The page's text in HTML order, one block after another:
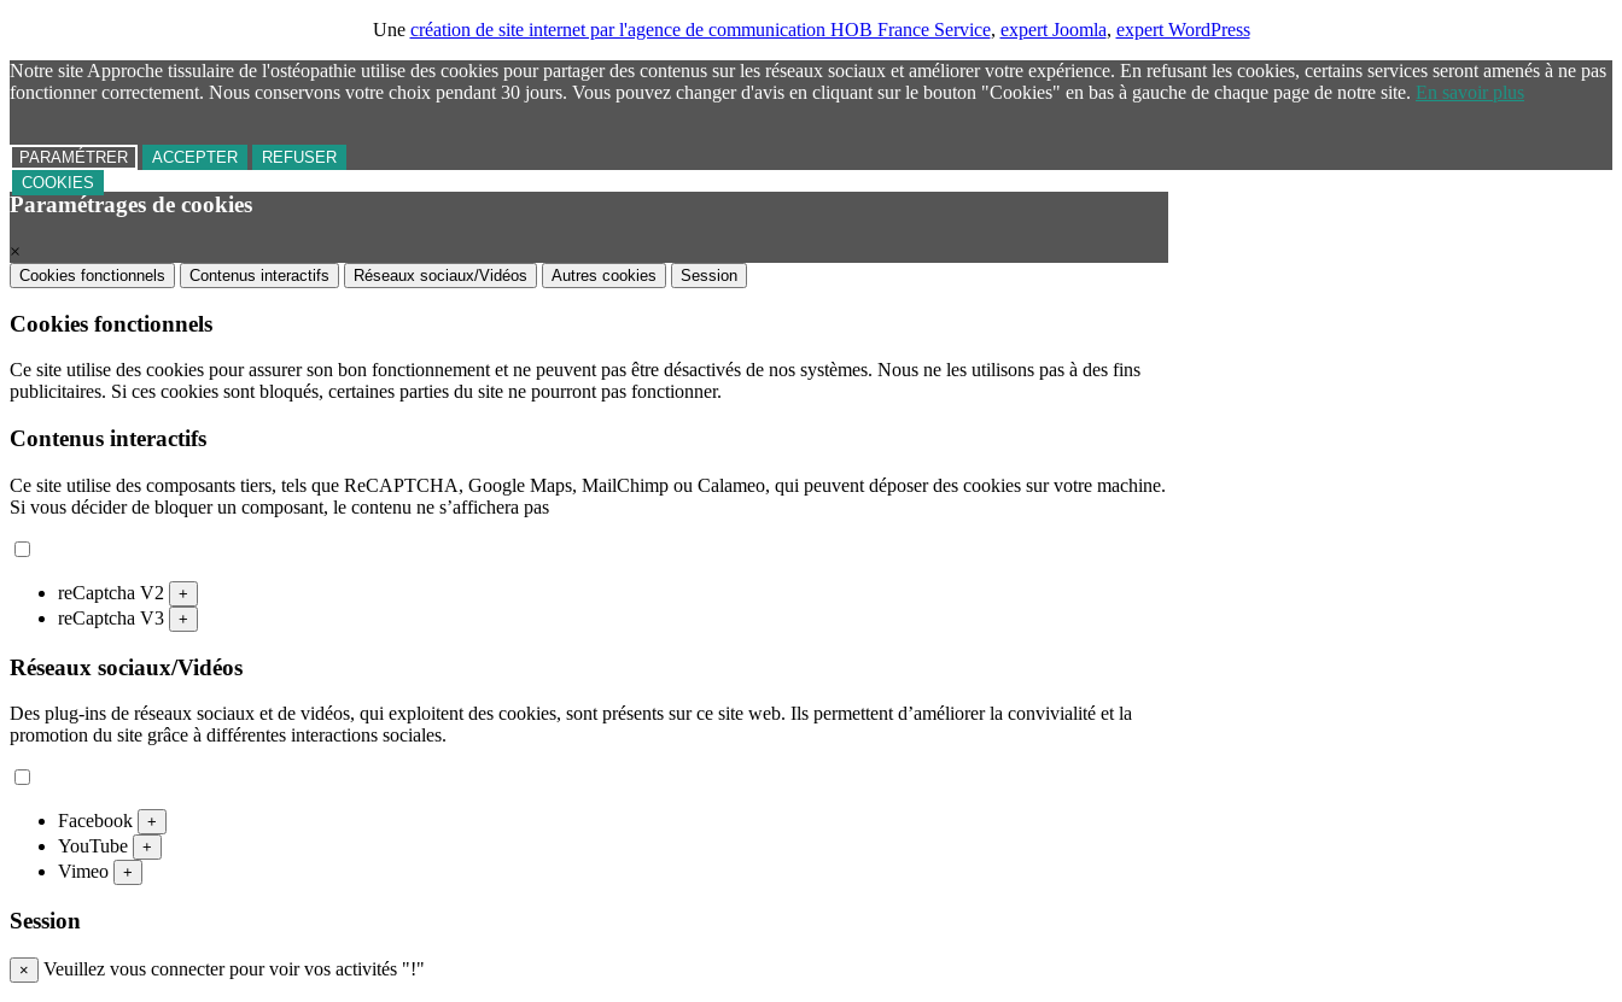
Une création de site internet par l'agence de communication HOB France Service, expert Joomla, expert WordPress
Notre site Approche tissulaire de l'ostéopathie utilise des cookies pour partager des contenus sur les réseaux sociaux et améliorer votre expérience. En refusant les cookies, certains services seront amenés à ne pas
fonctionner correctement. Nous conservons votre choix pendant 30 jours. Vous pouvez changer d'avis en cliquant sur le bouton "Cookies" en bas à gauche de chaque page de notre site. En savoir plus
PARAMÉTRER ACCEPTER
REFUSER
COOKIES
Paramétrages de cookies
×
Cookies fonctionnels Contenus interactifs Réseaux sociaux/Vidéos Autres cookies Session
Cookies fonctionnels
Ce site utilise des cookies pour assurer son bon fonctionnement et ne peuvent pas être désactivés de nos systèmes. Nous ne les utilisons pas à des fins
publicitaires. Si ces cookies sont bloqués, certaines parties du site ne pourront pas fonctionner.
Contenus interactifs
Ce site utilise des composants tiers, tels que ReCAPTCHA, Google Maps, MailChimp ou Calameo, qui peuvent déposer des cookies sur votre machine.
Si vous décider de bloquer un composant, le contenu ne s’affichera pas
reCaptcha V2 +
reCaptcha V3 +
Réseaux sociaux/Vidéos
Des plug-ins de réseaux sociaux et de vidéos, qui exploitent des cookies, sont présents sur ce site web. Ils permettent d’améliorer la convivialité et la
promotion du site grâce à différentes interactions sociales.
Facebook +
YouTube +
Vimeo +
Session
× Veuillez vous connecter pour voir vos activités "!"